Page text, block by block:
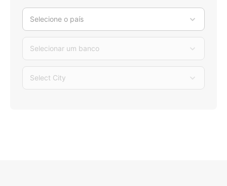
Selecione o país
Selecionar um banco
Select City